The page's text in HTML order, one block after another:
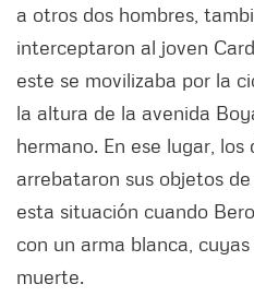
a otros dos hombres,
interceptaron al joven
este se movilizaba por la
la altura de la avenida
hermano. En ese lugar,
arrebataron sus objetos
esta situación cuando
con un arma blanca,
muerte.